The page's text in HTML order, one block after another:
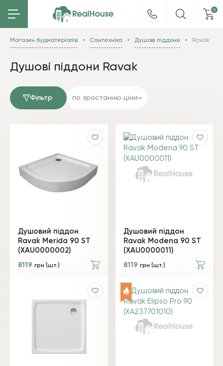
0
Магазин будматеріалів Сантехніка Душові піддони Ravak
Душові піддони Ravak
Фільтр по зростанню ціни
Душовий піддон
Ravak Merida 90 ST
(XАU0000002)
8119 грн (шт.)
Душовий піддон
Ravak Modena 90 ST
(XАU0000011)
8119 грн (шт.)